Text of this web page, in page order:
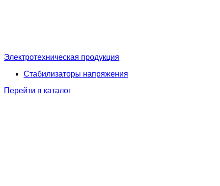
Электротехническая продукция
Стабилизаторы напряжения
Перейти в каталог